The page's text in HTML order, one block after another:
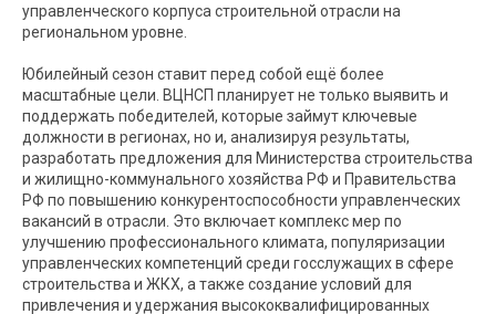
управленческого корпуса строительной отрасли на
региональном уровне.
Юбилейный сезон ставит перед собой ещё более
масштабные цели. ВЦНСП планирует не только выявить и
поддержать победителей, которые займут ключевые
должности в регионах, но и, анализируя результаты,
разработать предложения для Министерства строительства
и жилищно-коммунального хозяйства РФ и Правительства
РФ по повышению конкурентоспособности управленческих
вакансий в отрасли. Это включает комплекс мер по
улучшению профессионального климата, популяризации
управленческих компетенций среди госслужащих в сфере
строительства и ЖКХ, а также создание условий для
привлечения и удержания высококвалифицированных